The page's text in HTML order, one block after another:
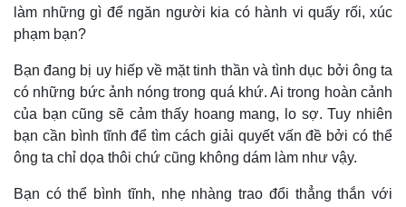
làm những gì để ngăn người kia có hành vi quấy rối, xúc
phạm bạn?
Bạn đang bị uy hiếp về mặt tinh thần và tình dục bởi ông ta
có những bức ảnh nóng trong quá khứ. Ai trong hoàn cảnh
của bạn cũng sẽ cảm thấy hoang mang, lo sợ. Tuy nhiên
bạn cần bình tĩnh để tìm cách giải quyết vấn đề bởi có thể
ông ta chỉ dọa thôi chứ cũng không dám làm như vậy.
Bạn có thể bình tĩnh, nhẹ nhàng trao đổi thẳng thắn với